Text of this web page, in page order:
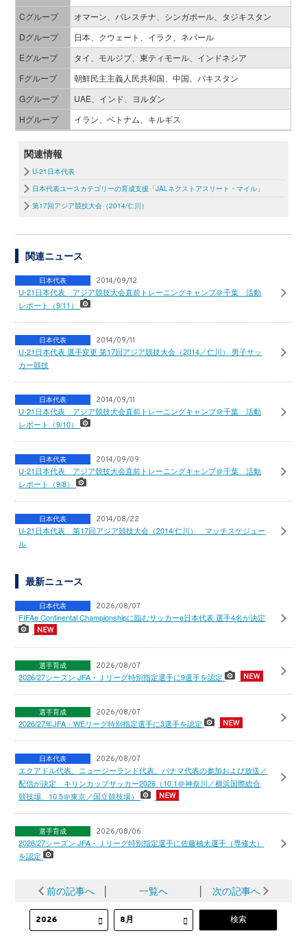
Cグループ
オマーン、パレスチナ、シンガポール、タジキスタン
Dグループ
日本、クウェート、イラク、ネパール
Eグループ
タイ、モルジブ、東ティモール、インドネシア
Fグループ
朝鮮民主主義人民共和国、中国、パキスタン
Gグループ
UAE、インド、ヨルダン
Hグループ
イラン、ベトナム、キルギス
関連情報
U-21日本代表
日本代表ユースカテゴリーの育成支援「JALネクストアスリート・マイル」
第17回アジア競技大会（2014/仁川）
関連ニュース
日本代表 2014/09/12
U-21日本代表 アジア競技大会直前トレーニングキャンプ＠千葉 活動
レポート（9/11）
日本代表 2014/09/11
U-21日本代表 選手変更 第17回アジア競技大会（2014／仁川） 男子サッ
カー競技
日本代表 2014/09/11
U-21日本代表 アジア競技大会直前トレーニングキャンプ＠千葉 活動
レポート（9/10）
日本代表 2014/09/09
U-21日本代表 アジア競技大会直前トレーニングキャンプ＠千葉 活動
レポート（9/8）
日本代表 2014/08/22
U-21日本代表 第17回アジア競技大会（2014/仁川） マッチスケジュー
ル
最新ニュース
日本代表 2026/08/07
FIFAe Continental Championshipに臨むサッカーe日本代表 選手4名が決定
選手育成 2026/08/07
2026/27シーズン JFA・Ｊリーグ特別指定選手に9選手を認定
選手育成 2026/08/07
2026/27年JFA・WEリーグ特別指定選手に3選手を認定
日本代表 2026/08/07
エクアドル代表、ニュージーランド代表、パナマ代表の参加および放送／
配信が決定 キリンカップサッカー2026（10.1＠神奈川／横浜国際総合
競技場、10.5＠東京／国立競技場）
選手育成 2026/08/06
2026/27シーズン JFA・Ｊリーグ特別指定選手に佐藤柚太選手（専修大）
を認定
前の記事へ │ 一覧へ │ 次の記事へ